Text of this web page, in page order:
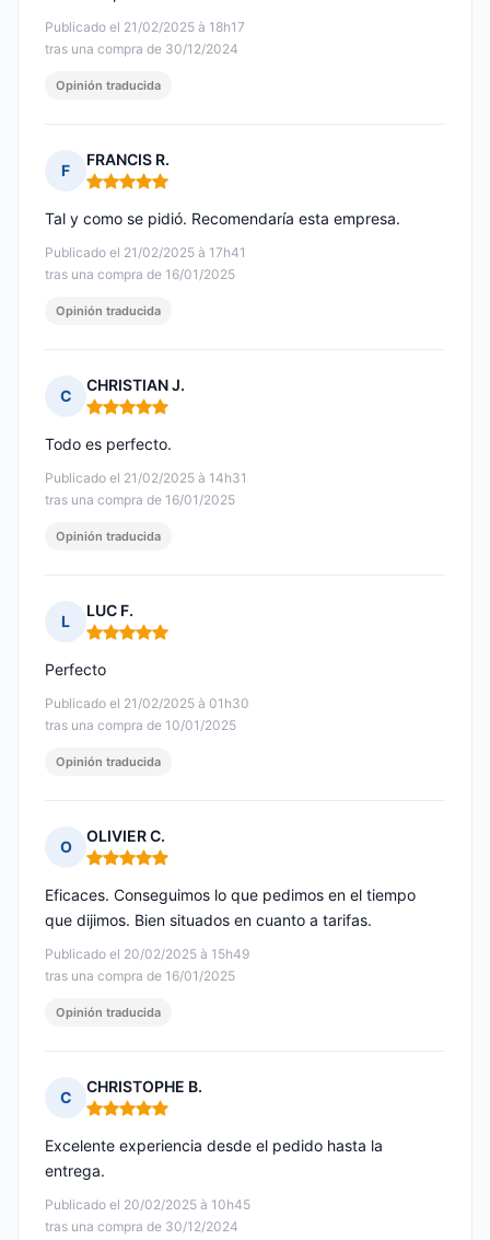
Publicado el 21/02/2025 à 18h17
tras una compra de 30/12/2024
Opinión traducida
F
FRANCIS R.
Nota: 5 de 5
Publicado el 21/02/2025 à 17h41
tras una compra de 16/01/2025
Tal y como se pidió. Recomendaría esta empresa.
Opinión traducida
C
CHRISTIAN J.
Nota: 5 de 5
Publicado el 21/02/2025 à 14h31
tras una compra de 16/01/2025
Todo es perfecto.
Opinión traducida
L
LUC F.
Nota: 5 de 5
Publicado el 21/02/2025 à 01h30
tras una compra de 10/01/2025
Perfecto
Opinión traducida
O
OLIVIER C.
Nota: 5 de 5
Publicado el 20/02/2025 à 15h49
tras una compra de 16/01/2025
Eficaces. Conseguimos lo que pedimos en el tiempo
que dijimos. Bien situados en cuanto a tarifas.
Opinión traducida
C
CHRISTOPHE B.
Nota: 5 de 5
Publicado el 20/02/2025 à 10h45
tras una compra de 30/12/2024
Excelente experiencia desde el pedido hasta la
entrega.